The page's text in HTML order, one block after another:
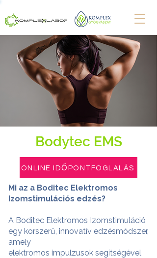
Bodytec EMS
ONLINE IDŐPONTFOGLALÁS
Mi az a Boditec Elektromos
Izomstimulációs edzés?
A Boditec Elektromos Izomstimuláció
egy korszerű, innovatív edzésmódszer,
amely
elektromos impulzusok segítségével